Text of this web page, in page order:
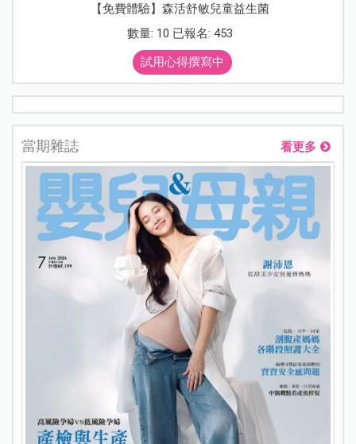
【免費體驗】森活舒敏兒童益生菌
數量: 10 已報名: 453
試用心得撰寫中
當期雜誌 看更多